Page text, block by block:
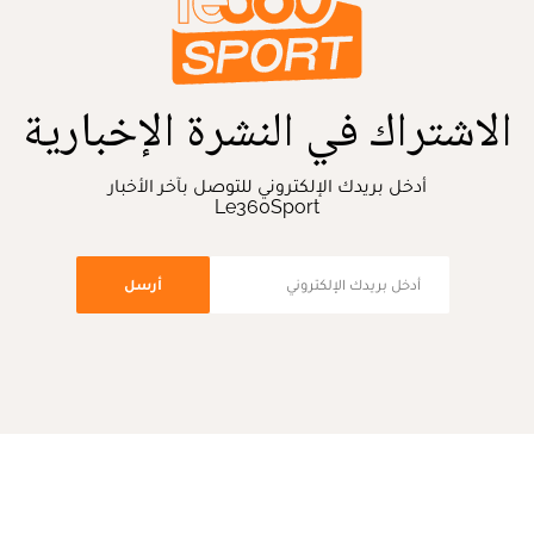
الاشتراك في النشرة الإخبارية
أدخل بريدك الإلكتروني للتوصل بآخر الأخبار
Le360Sport
أرسل